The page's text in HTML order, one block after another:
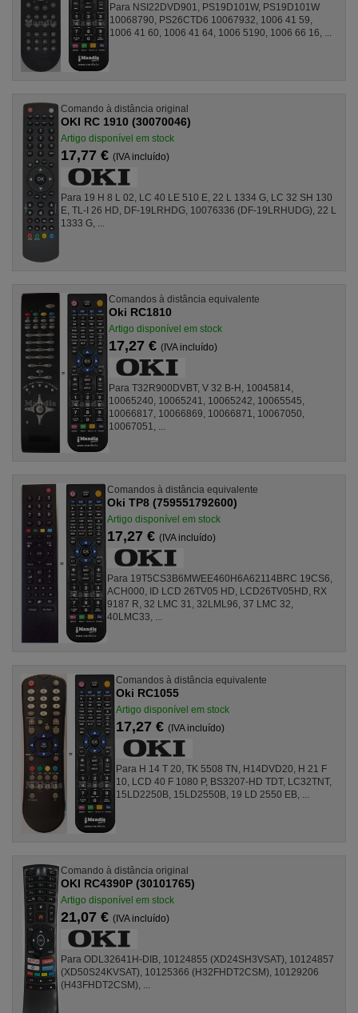
Para NSI22DVD901, PS19D101W, PS19D101W
10068790, PS26CTD6 10067932, 1006 41 59,
1006 41 60, 1006 41 64, 1006 5190, 1006 66 16, ...
Comando à distância original
OKI RC 1910 (30070046)
Artigo disponível em stock
17,77 € (IVA incluído)
Para 19 H 8 L 02, LC 40 LE 510 E, 22 L 1334 G, LC 32 SH 130
E, TL-I 26 HD, DF-19LRHDG, 10076336 (DF-19LRHUDG), 22 L
1333 G, ...
Comandos à distância equivalente
Oki RC1810
Artigo disponível em stock
17,27 € (IVA incluído)
Para T32R900DVBT, V 32 B-H, 10045814,
10065240, 10065241, 10065242, 10065545,
10066817, 10066869, 10066871, 10067050,
10067051, ...
Comandos à distância equivalente
Oki TP8 (759551792600)
Artigo disponível em stock
17,27 €(IVA incluído)
Para 19T5CS3B6MWEE460H6A62114BRC 19CS6,
ACH000, ID LCD 26TV05 HD, LCD26TV05HD, RX
9187 R, 32 LMC 31, 32LML96, 37 LMC 32,
40LMC33, ...
Comandos à distância equivalente
Oki RC1055
Artigo disponível em stock
17,27 €(IVA incluído)
Para H 14 T 20, TK 5508 TN, H14DVD20, H 21 F
10, LCD 40 F 1080 P, BS3207-HD TDT, LC32TNT,
15LD2250B, 15LD2550B, 19 LD 2550 EB, ...
Comando à distância original
OKI RC4390P (30101765)
Artigo disponível em stock
21,07 € (IVA incluído)
Para ODL32641H-DIB, 10124855 (XD24SH3VSAT), 10124857
(XD50S24KVSAT), 10125366 (H32FHDT2CSM), 10129206
(H43FHDT2CSM), ...